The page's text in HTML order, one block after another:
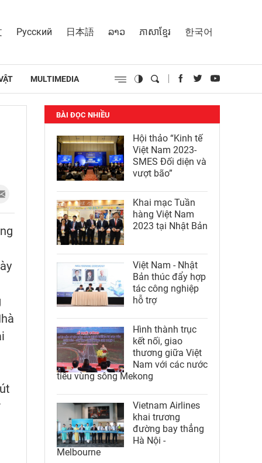
Русский 日本語 ລາວ ភាសាខ្មែរ 한국어
MULTIMEDIA
BÀI ĐỌC NHIỀU
Hội thảo “Kinh tế
Việt Nam 2023-
SMES Đối diện và
vượt bão”
Khai mạc Tuần
hàng Việt Nam
2023 tại Nhật Bản
Việt Nam - Nhật
Bản thúc đẩy hợp
tác công nghiệp
hỗ trợ
Hình thành trục
kết nối, giao
thương giữa Việt
Nam với các nước
tiểu vùng sông Mekong
Vietnam Airlines
khai trương
đường bay thẳng
Hà Nội -
Melbourne